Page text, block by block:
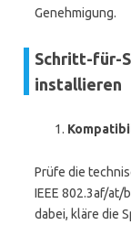
Genehmigung.
Schritt-für-
installieren
Prüfe die
IEEE 802.3af/at/
dabei, kläre die